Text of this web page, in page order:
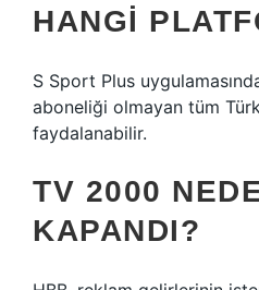
HANGI
S Sport Plus
aboneliği olmayan tüm
faydalanabilir.
TV 2000
KAPANDI?